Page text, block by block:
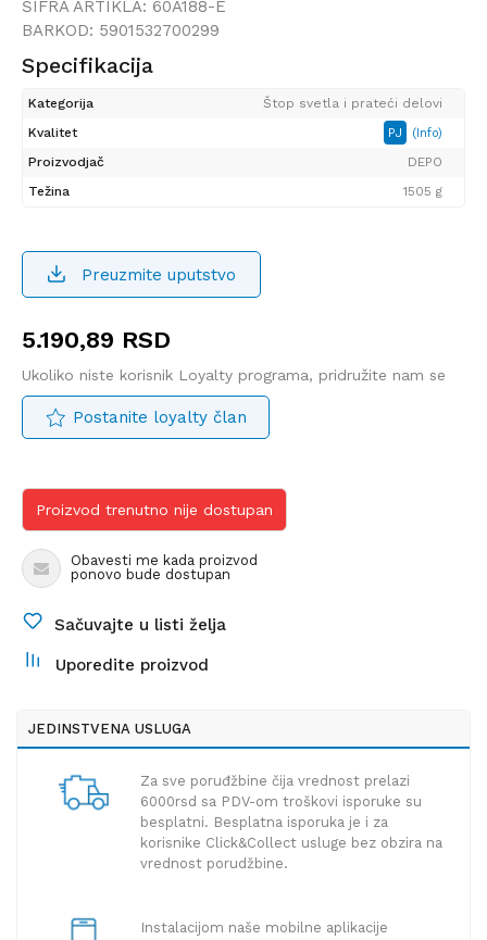
ŠIFRA ARTIKLA: 60A188-E
BARKOD: 5901532700299
Specifikacija
Kategorija
Štop svetla i prateći delovi
Kvalitet
PJ (Info)
Proizvodjač
DEPO
Težina
1505 g
Preuzmite uputstvo
5.190,89 RSD
Ukoliko niste korisnik Loyalty programa, pridružite nam se
Postanite loyalty član
Proizvod trenutno nije dostupan
Obavesti me kada proizvod
ponovo bude dostupan
Sačuvajte u listi želja
Uporedite proizvod
JEDINSTVENA USLUGA
Za sve poruđžbine čija vrednost prelazi
6000rsd sa PDV-om troškovi isporuke su
besplatni. Besplatna isporuka je i za
korisnike Click&Collect usluge bez obzira na
vrednost porudžbine.
Instalacijom naše mobilne aplikacije